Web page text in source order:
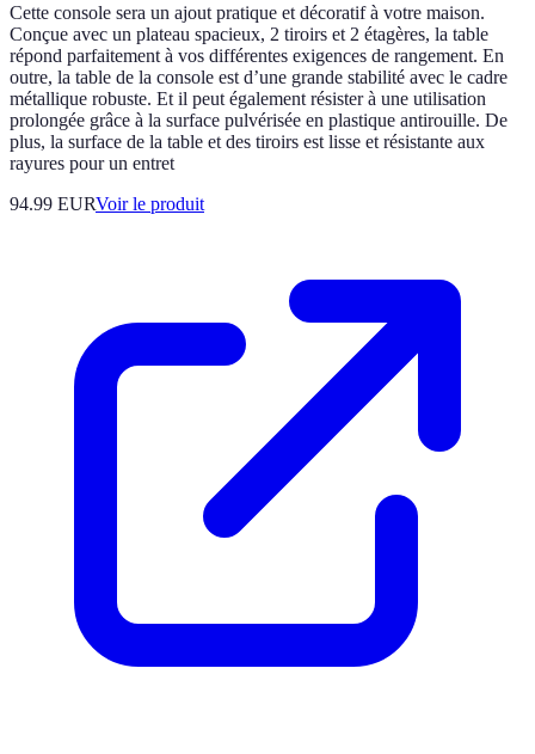
Cette console sera un ajout pratique et décoratif à votre maison.
Conçue avec un plateau spacieux, 2 tiroirs et 2 étagères, la table
répond parfaitement à vos différentes exigences de rangement. En
outre, la table de la console est d’une grande stabilité avec le cadre
métallique robuste. Et il peut également résister à une utilisation
prolongée grâce à la surface pulvérisée en plastique antirouille. De
plus, la surface de la table et des tiroirs est lisse et résistante aux
rayures pour un entret
94.99 EURVoir le produit